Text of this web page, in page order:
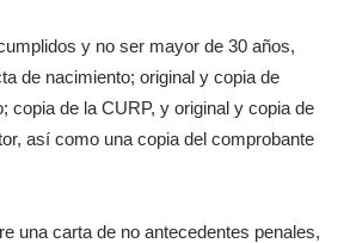
y no ser mayor de 30 años,
de nacimiento; original y copia de
copia de la CURP, y original y copia de
así como una copia del comprobante
una carta de no antecedentes penales,